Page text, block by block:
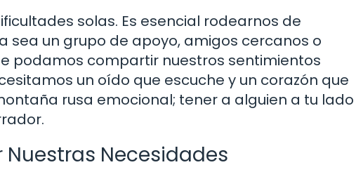
solas. Es esencial rodearnos de
sea un grupo de apoyo, amigos cercanos o
podamos compartir nuestros sentimientos
un oído que escuche y un corazón que
rusa emocional; tener a alguien a tu lado
Necesidades